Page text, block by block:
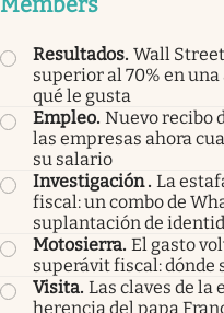
Resultados. Wall
superior al 70% en
qué le gusta
Empleo. Nuevo recibo
las empresas ahora
su salario
Investigación. La
fiscal: un combo de
suplantación de
Motosierra. El gasto
superávit fiscal: dónde
Visita. Las claves de la
herencia del papa